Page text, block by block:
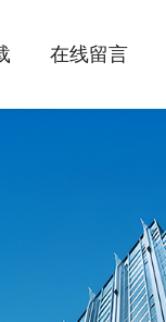
在线留言